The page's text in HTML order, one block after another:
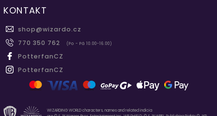
KONTAKT
shop@wizardo.cz
770 350 762
(Po - Pá 10.00-16.00)
PotterfanCZ
PotterfanCZ
WIZARDING WORLD characters, names and related indicia